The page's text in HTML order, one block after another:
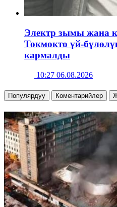
Электр зымы жана
Токмокто үй-
кармалды
10:27 06.08.2026
Популярдуу Коментарийлер